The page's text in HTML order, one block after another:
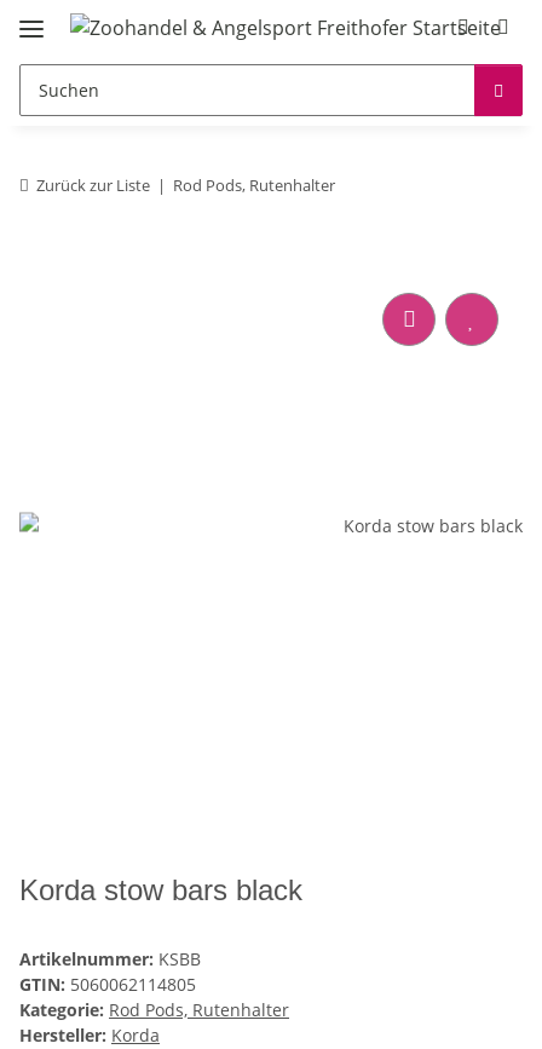
Zurück zur Liste Rod Pods, Rutenhalter
Korda stow bars black
Artikelnummer: KSBB
GTIN: 5060062114805
Kategorie: Rod Pods, Rutenhalter
Hersteller: Korda